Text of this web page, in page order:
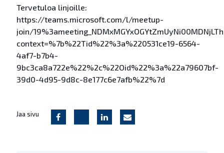
Tervetuloa linjoille:
https://teams.microsoft.com/l/meetup-
join/
context=%7b%22Tid%22%3a%220531ce19-6564-
4af7-b7b4-
9bc3ca8a722e%22%2c%22Oid%22%3a%22a79607bf-
39d0-4d95-9d8c-8e177c6e7afb%22%7d
Jaa sivu